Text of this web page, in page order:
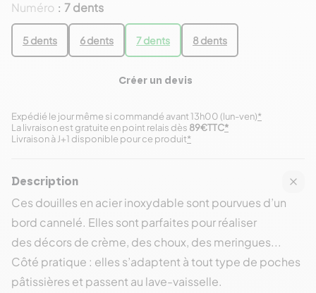
Numéro : 7 dents
5 dents 6 dents 7 dents 8 dents
Créer un devis
Expédié le jour même si commandé avant 13h00 (lun-ven)*
Livraison à J+1 disponible pour ce produit*
La livraison est gratuite en point relais dès 89€TTC*
Description
Ces douilles en acier inoxydable sont pourvues d’un
bord cannelé. Elles sont parfaites pour réaliser
des décors de crème, des choux, des meringues...
Côté pratique : elles s’adaptent à tout type de poches
pâtissières et passent au lave-vaisselle.